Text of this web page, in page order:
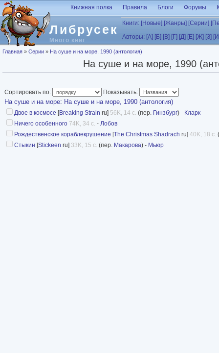
Перейти к основному содержанию
Либрусек
Много книг
Книжная полка Правила Блоги Форумы
Книги: [Новые] [Жанры] [Серии]
Авторы: [А] [Б] [В] [Г] [Д] [Е] [Ж] [З]
Вы здесь
Главная » Серии » На суше и на море, 1990 (антология)
На суше и на море, 1990
Сортировать по: Показывать:
На суше и на море: На суше и на море, 1990 (антология)
Двое в космосе [Breaking Strain ru] 56K, 14 с. (пер. Гинзбург) - Кларк
Ничего особенного 74K, 34 с. - Лобов
Рождественское кораблекрушение [The Christmas Shadrach ru] 40K, 18 с.
Стыкин [Stickeen ru] 33K, 15 с. (пер. Макарова) - Мьюр